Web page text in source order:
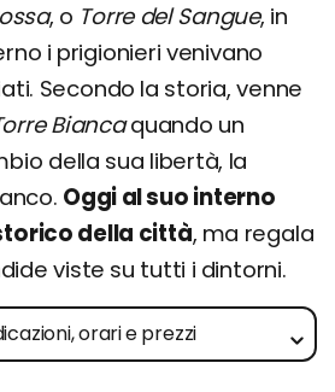
, o Torre del Sangue, in
i prigionieri venivano
Secondo la storia, venne
Biancaquando un
della sua libertà, la
Oggi al suo interno
della città, ma regala
viste su tutti i dintorni.
orari e prezzi